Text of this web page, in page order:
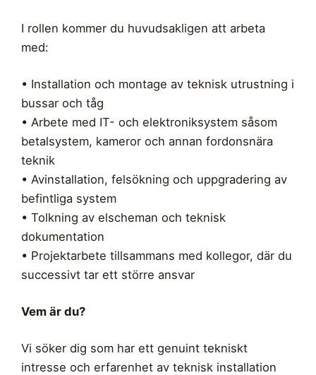
I rollen kommer du huvudsakligen att arbeta
med:
• Installation och montage av teknisk utrustning i
bussar och tåg
• Arbete med IT- och elektroniksystem såsom
betalsystem, kameror och annan fordonsnära
teknik
• Avinstallation, felsökning och uppgradering av
befintliga system
• Tolkning av elscheman och teknisk
dokumentation
• Projektarbete tillsammans med kollegor, där du
successivt tar ett större ansvar
Vem är du?
Vi söker dig som har ett genuint tekniskt
intresse och erfarenhet av teknisk installation